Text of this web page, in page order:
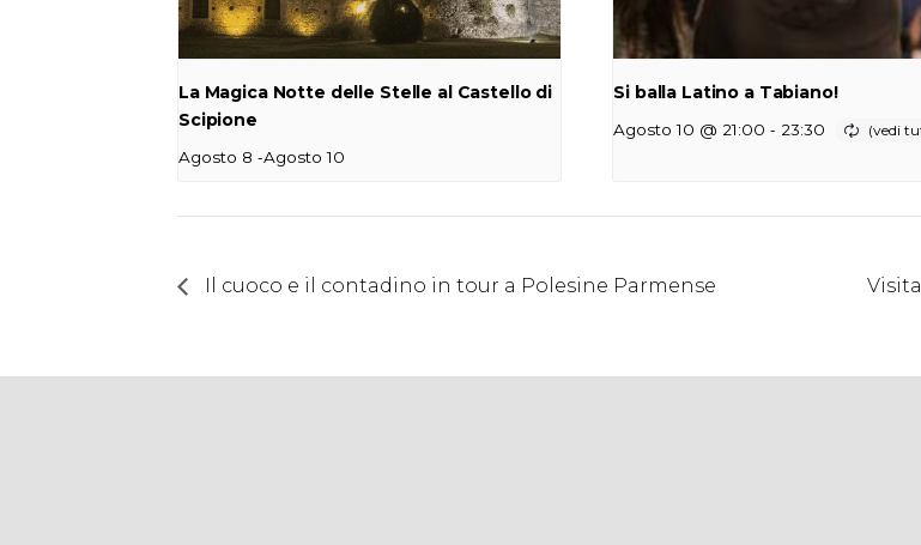
La Magica Notte delle Stelle al Castello di
Scipione
Agosto 8 -Agosto 10
Si balla Latino a Tabiano!
Agosto 10 @ 21:00 - 23:30
Il cuoco e il contadino in tour a Polesine Parmense